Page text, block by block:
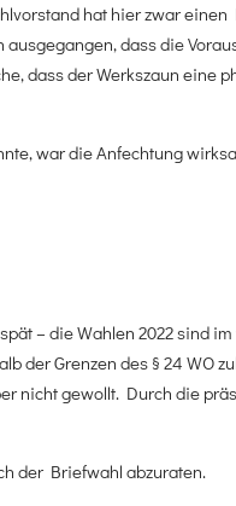
hat hier zwar
dass die
dass der Werkszaun eine
war die Anfechtung
– die Wahlen 2022 sind
der Grenzen des § 24 WO
nicht gewollt. Durch die
der Briefwahl abzuraten.